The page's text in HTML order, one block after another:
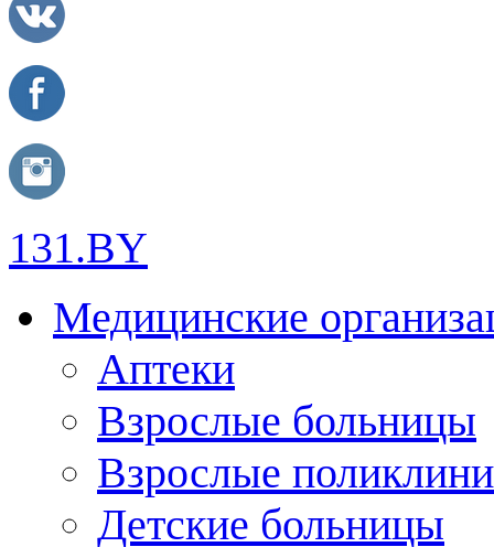
131.BY
Медицинские
Аптеки
Взрослые больницы
Взрослые
Детские больницы